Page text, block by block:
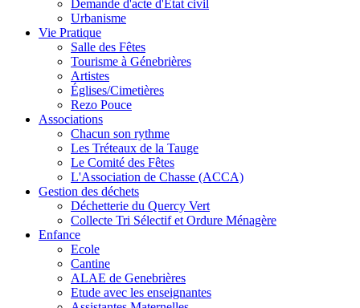
Demande d'acte d'Etat civil
Urbanisme
Vie Pratique
Salle des Fêtes
Tourisme à Génebrières
Artistes
Églises/Cimetières
Rezo Pouce
Associations
Chacun son rythme
Les Tréteaux de la Tauge
Le Comité des Fêtes
L'Association de Chasse (ACCA)
Gestion des déchets
Déchetterie du Quercy Vert
Collecte Tri Sélectif et Ordure Ménagère
Enfance
Ecole
Cantine
ALAE de Genebrières
Etude avec les enseignantes